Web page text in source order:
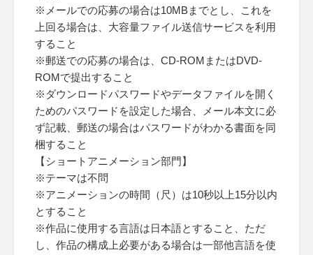
※メールでの応募の場合は10MBまでとし、これを
上回る場合は、大容量ファイル送信サービスを利用
すること
※郵送での応募の場合は、CD-ROMまたはDVD-
ROMで提出すること
※ダウンロードパスワードやデータファイルを開く
ためのパスワードを設定した場合、メール本文に必
ず記載、郵送の場合はパスワードがわかる書面を同
梱すること
【ショートアニメーション部門】
※テーマは不問
※アニメーションの時間（尺）は10秒以上15分以内
とすること
※作品に使用する言語は日本語とすること、ただ
し、作品の構成上必要がある場合は一部他言語を使